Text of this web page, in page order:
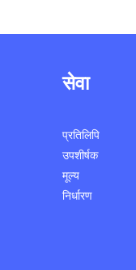
सेवा
प्रतिलिपि
उपशीर्षक
मूल्य
निर्धारण